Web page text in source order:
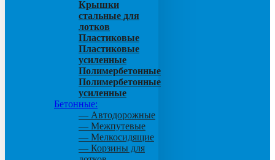
Крышки
стальные для
лотков
Пластиковые
Пластиковые
усиленные
Полимербетонные
Полимербетонные
усиленные
Бетонные:
— Автодорожные
— Межпутевые
— Мелкосидящие
— Корзины для